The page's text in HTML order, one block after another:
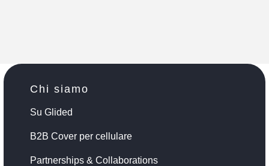
Chi siamo
Su Glided
B2B Cover per cellulare
Partnerships & Collaborations